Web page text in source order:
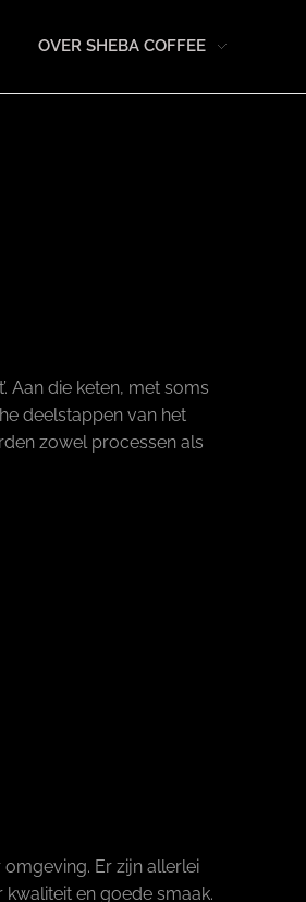
OVER SHEBA COFFEE
Aan die keten, met soms
deelstappen van het
zowel processen als
Er zijn allerlei
en goede smaak.